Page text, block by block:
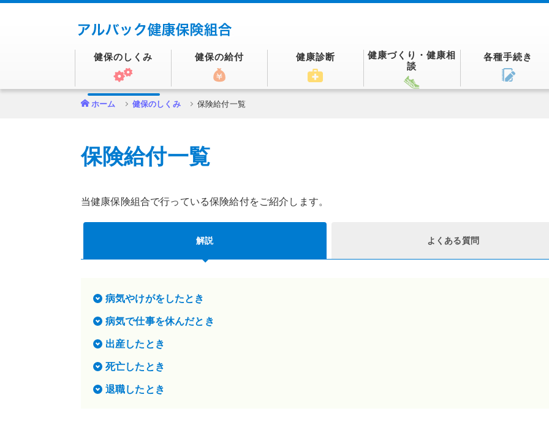
健保のしくみ 健保の給付 健康診断
健康づくり・健康相
談
各種手続き
ホーム 健保のしくみ 保険給付一覧
保険給付一覧
当健康保険組合で行っている保険給付をご紹介します。
解説 よくある質問
病気やけがをしたとき
病気で仕事を休んだとき
出産したとき
死亡したとき
退職したとき